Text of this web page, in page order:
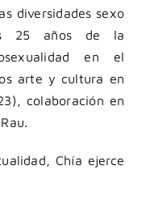
diversidades sexo
25 años de la
en el
arte y cultura en
colaboración en
Chía ejerce